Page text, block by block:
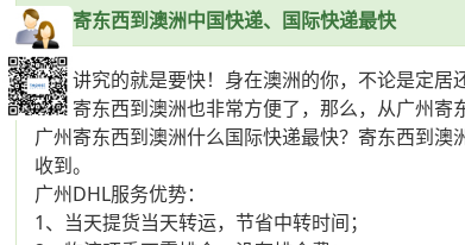
广州寄东西到澳洲中国快递、国际快递最快
快递讲究的就是要快！身在澳洲的你，不论是定
中国寄东西到澳洲也非常方便了，那么，从广州寄
广州寄东西到澳洲什么国际快递最快？寄东西到
收到。
广州DHL服务优势：
1、当天提货当天转运，节省中转时间；